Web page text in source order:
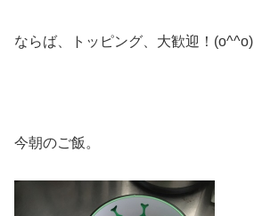
ならば、トッピング、大歓迎！(o^^o)
今朝のご飯。